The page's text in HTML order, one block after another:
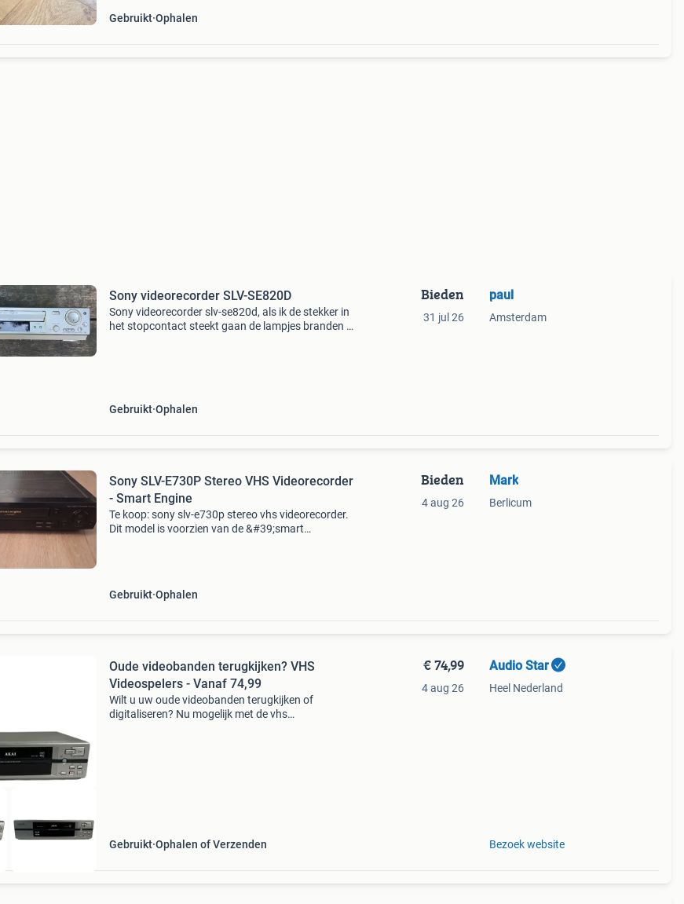
Gebruikt Ophalen
Sony videorecorder SLV-SE820D
Sony videorecorder slv-se820d, als ik de stekker in
het stopcontact steekt gaan de lampjes branden en
Gebruikt Ophalen
Bieden
31 jul 26
paul
Amsterdam
Sony SLV-E730P Stereo VHS Videorecorder
- Smart Engine
Te koop: sony slv-e730p stereo vhs videorecorder.
Dit model is voorzien van de &#39;smart
Gebruikt Ophalen
Bieden
4 aug 26
Mark
Berlicum
Oude videobanden terugkijken? VHS
Videospelers - Vanaf 74,99
Wilt u uw oude videobanden terugkijken of
digitaliseren? Nu mogelijk met de vhs
Gebruikt Ophalen of Verzenden
€ 74,99
4 aug 26
Audio Star
Heel Nederland
Bezoek website